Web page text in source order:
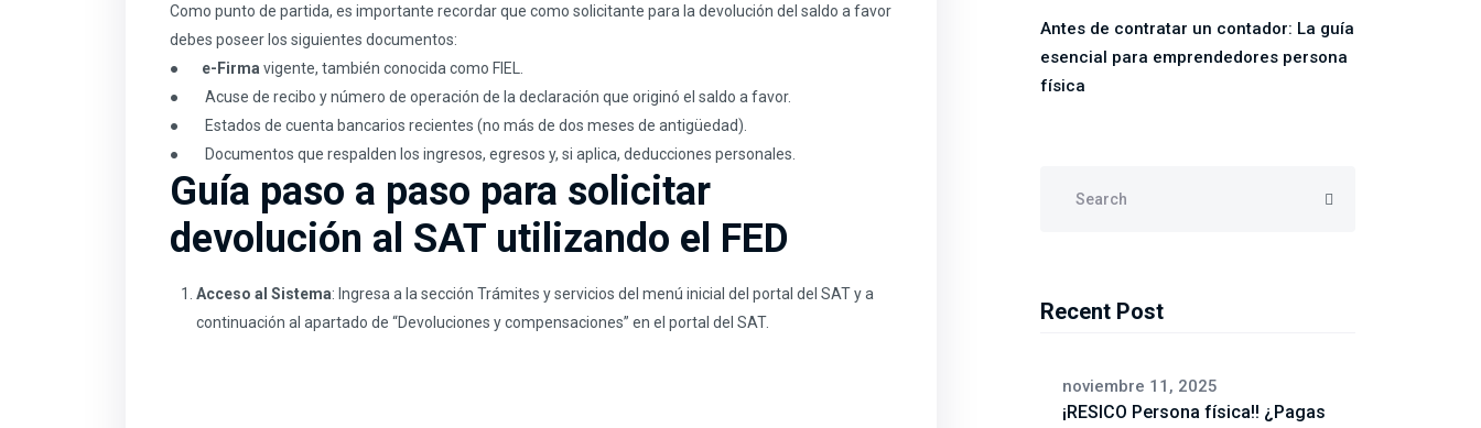
Como punto de partida, es importante recordar que como solicitante para la devolución del saldo a favor
debes poseer los siguientes documentos:
● e-Firma vigente, también conocida como FIEL.
● Acuse de recibo y número de operación de la declaración que originó el saldo a favor.
● Estados de cuenta bancarios recientes (no más de dos meses de antigüedad).
● Documentos que respalden los ingresos, egresos y, si aplica, deducciones personales.
Guía paso a paso para solicitar
devolución al SAT utilizando el FED
Acceso al Sistema: Ingresa a la sección Trámites y servicios del menú inicial del portal del SAT y a
continuación al apartado de “Devoluciones y compensaciones” en el portal del SAT.
Antes de contratar un contador: La guía
esencial para emprendedores persona
física
Recent Post
noviembre 11, 2025
¡RESICO Persona física!! ¿Pagas